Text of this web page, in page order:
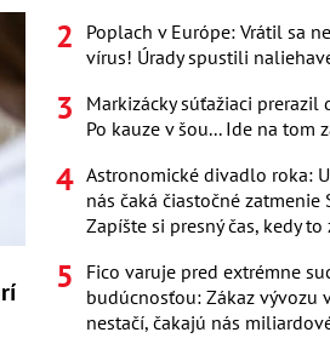
Poplach v Európe: Vrátil sa
vírus! Úrady spustili
Markizácky súťažiaci prerazil
Po kauze v šou... Ide na tom
Astronomické divadlo roka:
nás čaká čiastočné zatmenie
Zapíšte si presný čas, kedy to
Fico varuje pred extrémne
budúcnosťou: Zákaz vývozu
nestačí, čakajú nás